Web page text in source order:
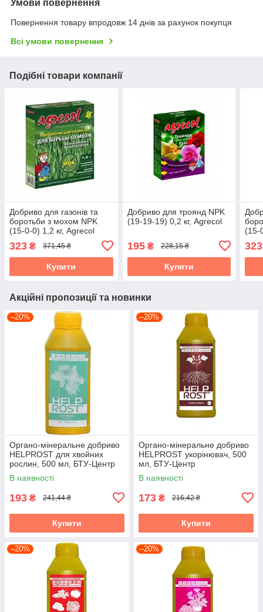
Умови повернення
Повернення товару впродовж 14 днів за рахунок покупця
Всі умови повернення
Подібні товари компанії
Добриво для газонів та
боротьби з мохом NPK
(15-0-0) 1,2 кг, Agrecol
323 ₴ 371,45 ₴
Купити
Добриво для троянд NPK
(19-19-19) 0,2 кг, Agrecol
195₴ 228,15 ₴
Купити
(15-
323
Акційні пропозиції та новинки
–20%
Органо-мінеральне добриво
HELPROST для хвойних
рослин, 500 мл, БТУ-Центр
В наявності
193 ₴ 241,44 ₴
Купити
–20%
Органо-мінеральне добриво
HELPROST укорінювач, 500
мл, БТУ-Центр
В наявності
173 ₴ 216,42 ₴
Купити
–20% –20%